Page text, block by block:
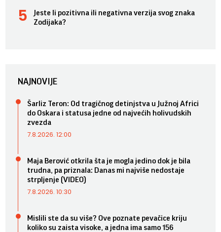
Jeste li pozitivna ili negativna verzija svog znaka
Zodijaka?
NAJNOVIJE
Šarliz Teron: Od tragičnog detinjstva u Južnoj Africi
do Oskara i statusa jedne od najvećih holivudskih
zvezda
7.8.2026. 12:00
Maja Berović otkrila šta je mogla jedino dok je bila
trudna, pa priznala: Danas mi najviše nedostaje
strpljenje (VIDEO)
7.8.2026. 10:30
Mislili ste da su više? Ove poznate pevačice kriju
koliko su zaista visoke, a jedna ima samo 156